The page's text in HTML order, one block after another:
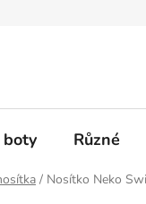
boty Různé
/ Nosítko Neko